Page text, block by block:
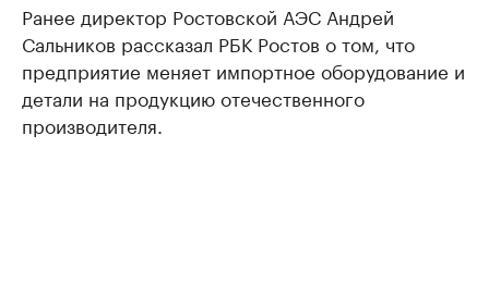
Ранее директор Ростовской АЭС Андрей
Сальников рассказал РБК Ростов о том, что
предприятие меняет импортное оборудование и
детали на продукцию отечественного
производителя.